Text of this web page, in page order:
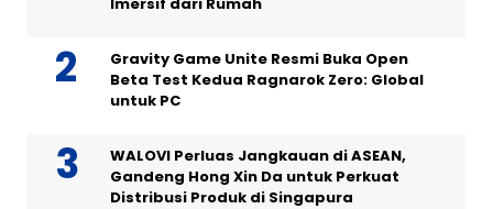
Gravity Game Unite Resmi Buka Open
Beta Test Kedua Ragnarok Zero: Global
untuk PC
WALOVI Perluas Jangkauan di ASEAN,
Gandeng Hong Xin Da untuk Perkuat
Distribusi Produk di Singapura